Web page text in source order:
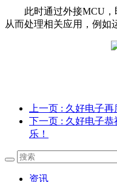
此时通过外接MCU，
从而处理相关应用，例如
上一页 : 久好电子再
下一页 : 久好电子
乐！
资讯